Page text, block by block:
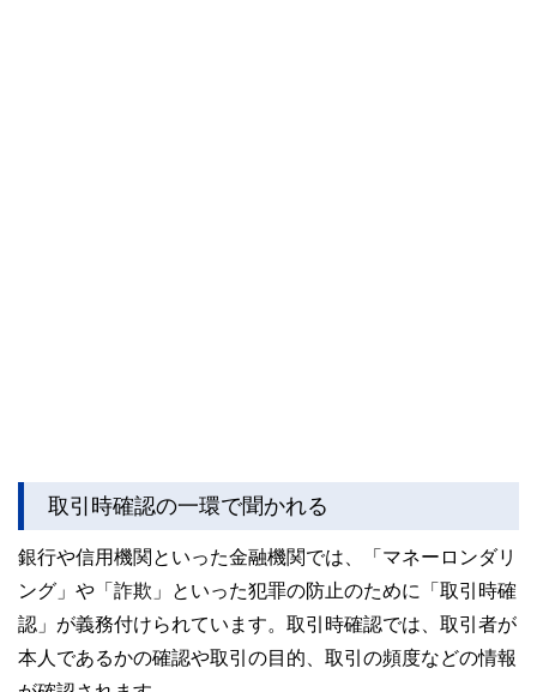
取引時確認の一環で聞かれる
銀行や信用機関といった金融機関では、「マネーロンダリ
ング」や「詐欺」といった犯罪の防止のために「取引時確
認」が義務付けられています。取引時確認では、取引者が
本人であるかの確認や取引の目的、取引の頻度などの情報